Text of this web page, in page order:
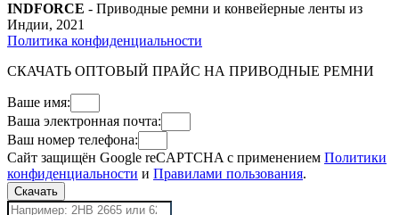
INDFORCE - Приводные ремни и конвейерные ленты из
Индии, 2021
Политика конфиденциальности
СКАЧАТЬ ОПТОВЫЙ ПРАЙС НА ПРИВОДНЫЕ РЕМНИ
Ваше имя:
Ваша электронная почта:
Ваш номер телефона:
Сайт защищён Google reCAPTCHA с применением Политики
конфиденциальности и Правилами пользования.
Скачать
Поиск